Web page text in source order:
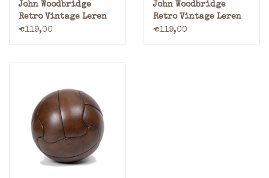
John Woodbridge
Retro Vintage Leren
American Football
€119,00
John Woodbridge
Retro Vintage Leren
Basketbal 1910
€119,00